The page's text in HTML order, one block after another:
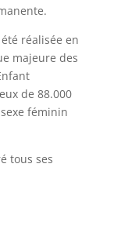
réalisée en
majeure des
de 88.000
féminin
tous ses